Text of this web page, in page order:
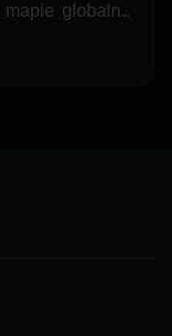
globalnej
stać się
agro w